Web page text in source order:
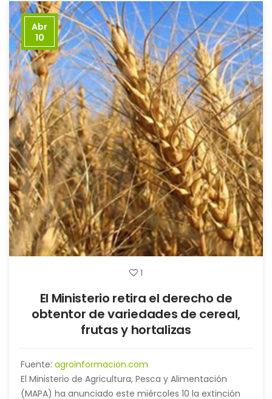
Abr
10
1
El Ministerio retira el derecho de
obtentor de variedades de cereal,
frutas y hortalizas
Fuente: agroinformacion.com
El Ministerio de Agricultura, Pesca y Alimentación
(MAPA) ha anunciado este miércoles 10 la extinción